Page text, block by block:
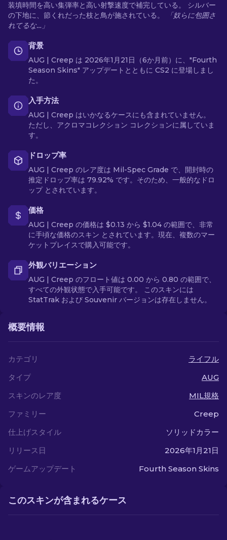
装填時間を高い集弾率と高い射撃速度で補完している。 シルバー
の下地に、節くれだった枝と鳥が施されている。
「奴らに包囲さ
れてるな…」
背景
AUG | Creep は 2026年1月21日（6か月前）に、"Fourth
Season Skins" アップデートとともに CS2 に登場しまし
た。
入手方法
AUG | Creep はいかなるケースにも含まれていません。
ただし、アクロマコレクション コレクションに属していま
す。
ドロップ率
AUG | Creep のレア度は Mil-Spec Grade で、開封時の
推定ドロップ率は 79.92% です。そのため、一般的なドロ
ップ とされています。
価格
AUG | Creep の価格は $0.13 から $1.04 の範囲で、非常
に手頃な価格のスキン とされています。現在、複数のマー
ケットプレイスで購入可能です。
外観バリエーション
AUG | Creep のフロート値は 0.00 から 0.80 の範囲で、
すべての外観状態で入手可能です。 このスキンには
StatTrak および Souvenir バージョンは存在しません。
概要情報
カテゴリ
ライフル
タイプ
AUG
スキンのレア度
MIL規格
ファミリー
Creep
仕上げスタイル
ソリッドカラー
リリース日
2026年1月21日
ゲームアップデート
Fourth Season Skins
このスキンが含まれるケース